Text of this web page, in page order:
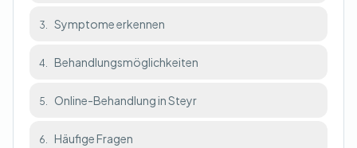
3. Symptome erkennen
4. Behandlungsmöglichkeiten
5. Online-Behandlung in Steyr
6. Häufige Fragen